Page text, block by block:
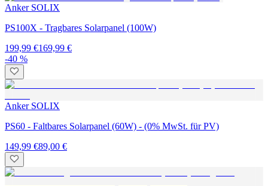
Anker SOLIX
PS100X - Tragbares Solarpanel (100W)
199,99 €169,99 €
-40 %
Anker SOLIX
PS60 - Faltbares Solarpanel (60W) - (0% MwSt. für PV)
149,99 €89,00 €